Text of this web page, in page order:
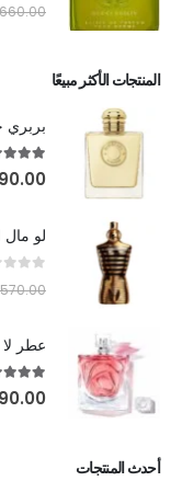
660.00
المنتجات الأكثر مبيعًا
بربري
5.00
out of 5
لو مال
570.00
عطر لا
5.00
out of 5
أحدث المنتجات